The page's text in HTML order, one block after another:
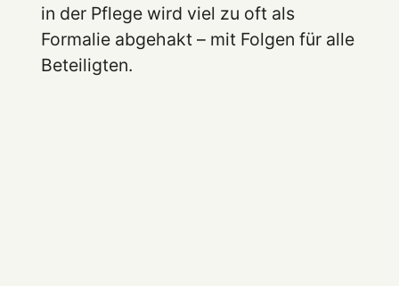
in der Pflege wird viel zu oft als
Formalie abgehakt – mit Folgen für alle
Beteiligten.